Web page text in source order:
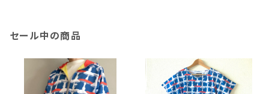
セール中の商品